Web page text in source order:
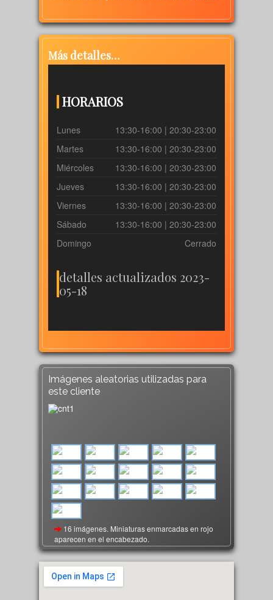
Más detalles…
HORARIOS
Lunes
13:30-16:00 | 20:30-23:00
Martes
13:30-16:00 | 20:30-23:00
Miércoles
13:30-16:00 | 20:30-23:00
Jueves
13:30-16:00 | 20:30-23:00
Viernes
13:30-16:00 | 20:30-23:00
Sábado
13:30-16:00 | 20:30-23:00
Domingo
Cerrado
detalles actualizados 2023-
05-18
Imágenes aleatorias utilizadas para
este cliente
16 imágenes. Miniaturas enmarcadas en rojo
aparecen en el encabezado.